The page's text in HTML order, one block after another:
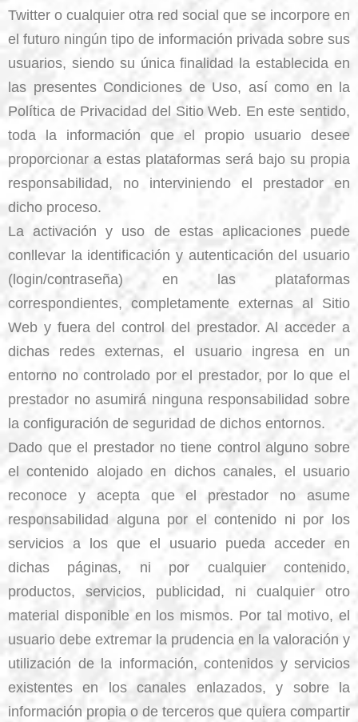
Twitter o cualquier otra red social que se incorpore en
el futuro ningún tipo de información privada sobre sus
usuarios, siendo su única finalidad la establecida en
las presentes Condiciones de Uso, así como en la
Política de Privacidad del Sitio Web. En este sentido,
toda la información que el propio usuario desee
proporcionar a estas plataformas será bajo su propia
responsabilidad, no interviniendo el prestador en
dicho proceso.
La activación y uso de estas aplicaciones puede
conllevar la identificación y autenticación del usuario
(login/contraseña) en las plataformas
correspondientes, completamente externas al Sitio
Web y fuera del control del prestador. Al acceder a
dichas redes externas, el usuario ingresa en un
entorno no controlado por el prestador, por lo que el
prestador no asumirá ninguna responsabilidad sobre
la configuración de seguridad de dichos entornos.
Dado que el prestador no tiene control alguno sobre
el contenido alojado en dichos canales, el usuario
reconoce y acepta que el prestador no asume
responsabilidad alguna por el contenido ni por los
servicios a los que el usuario pueda acceder en
dichas páginas, ni por cualquier contenido,
productos, servicios, publicidad, ni cualquier otro
material disponible en los mismos. Por tal motivo, el
usuario debe extremar la prudencia en la valoración y
utilización de la información, contenidos y servicios
existentes en los canales enlazados, y sobre la
información propia o de terceros que quiera compartir